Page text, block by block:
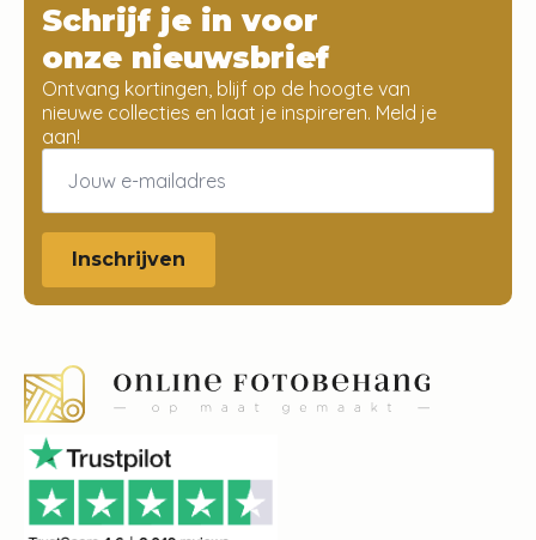
Schrijf je in voor
onze nieuwsbrief
Ontvang kortingen, blijf op de hoogte van
nieuwe collecties en laat je inspireren. Meld je
aan!
Email
Inschrijven